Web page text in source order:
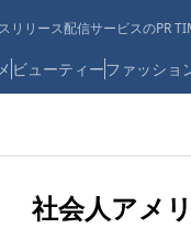
リリース配信サービスのPR
ビューティーファッショ
社会人アメ